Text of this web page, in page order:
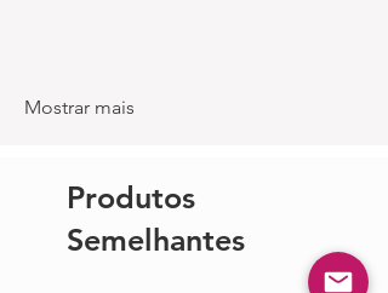
Mostrar mais
Produtos
Semelhantes